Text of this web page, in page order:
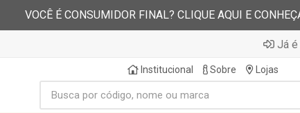
VOCÊ É CONSUMIDOR FINAL? CLIQUE AQUI E
Já é
Institucional Sobre Lojas